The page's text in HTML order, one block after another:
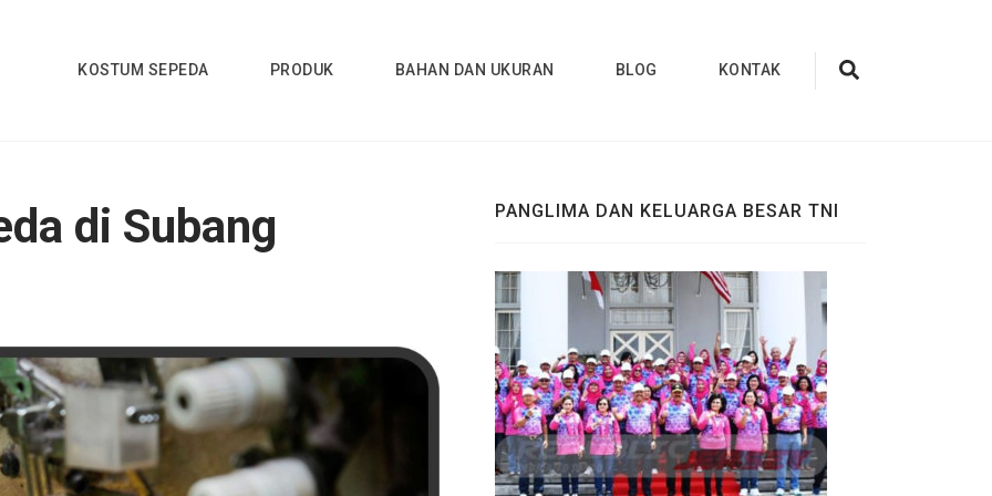
Buat Jersey BekasiKOSTUM SEPEDA PRODUK BAHAN DAN UKURAN BLOG KONTAK
di Subang PANGLIMA DAN KELUARGA BESAR TNI